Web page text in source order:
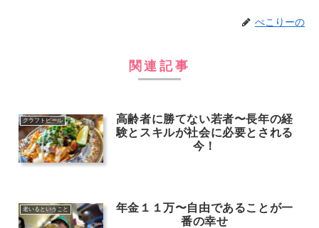
ぺこりーの
関連記事
クラフトビール
高齢者に勝てない若者〜長年の経
験とスキルが社会に必要とされる
今！
老いるということ
年金１１万〜自由であることが一
番の幸せ